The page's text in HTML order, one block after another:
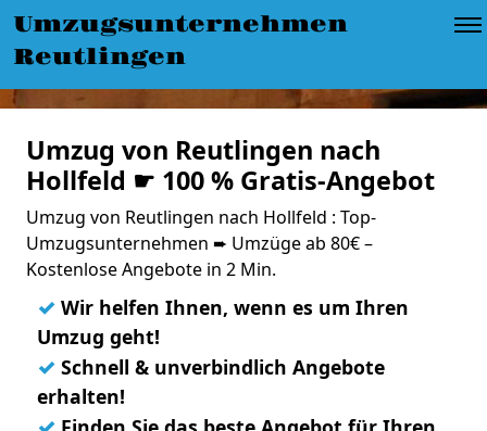
Umzugsunternehmen
Reutlingen
Umzug von Reutlingen nach
Hollfeld ☛ 100 % Gratis-Angebot
Umzug von Reutlingen nach Hollfeld : Top-
Umzugsunternehmen ➨ Umzüge ab 80€ –
Kostenlose Angebote in 2 Min.
✓ Wir helfen Ihnen, wenn es um Ihren
Umzug geht!
✓ Schnell & unverbindlich Angebote
erhalten!